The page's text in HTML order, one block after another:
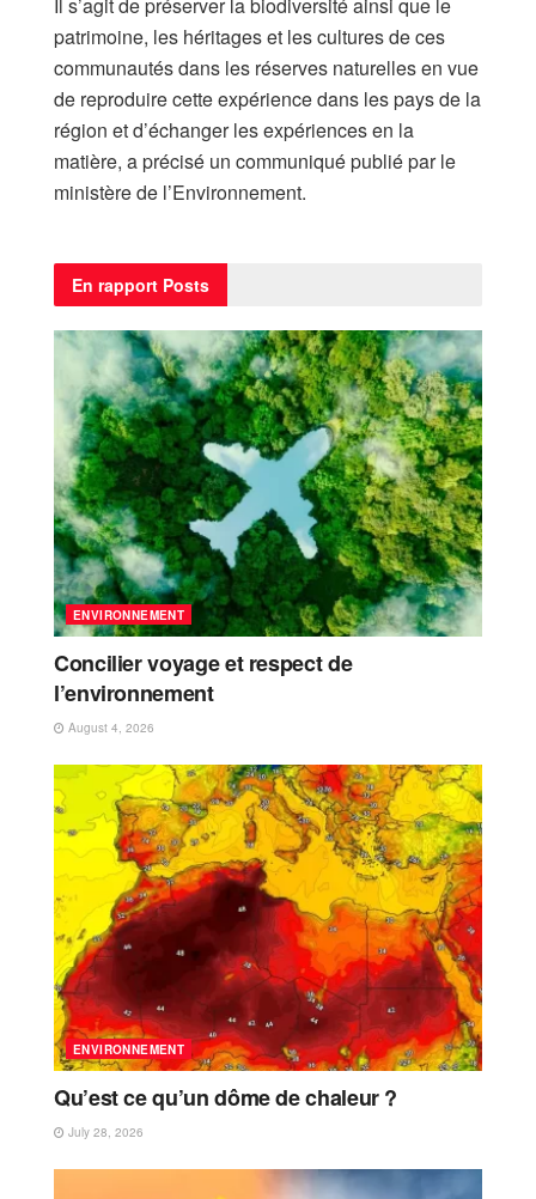
patrimoine, les héritages et les cultures de ces
communautés dans les réserves naturelles en vue
de reproduire cette expérience dans les pays de la
région et d’échanger les expériences en la
matière, a précisé un communiqué publié par le
ministère de l’Environnement.
En rapport Posts
ENVIRONNEMENT
Concilier voyage et respect de
l’environnement
August 4, 2026
ENVIRONNEMENT
Qu’est ce qu’un dôme de chaleur ?
July 28, 2026